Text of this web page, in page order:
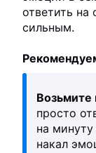
ответить
сильным.
Возьмите
просто
на
накал